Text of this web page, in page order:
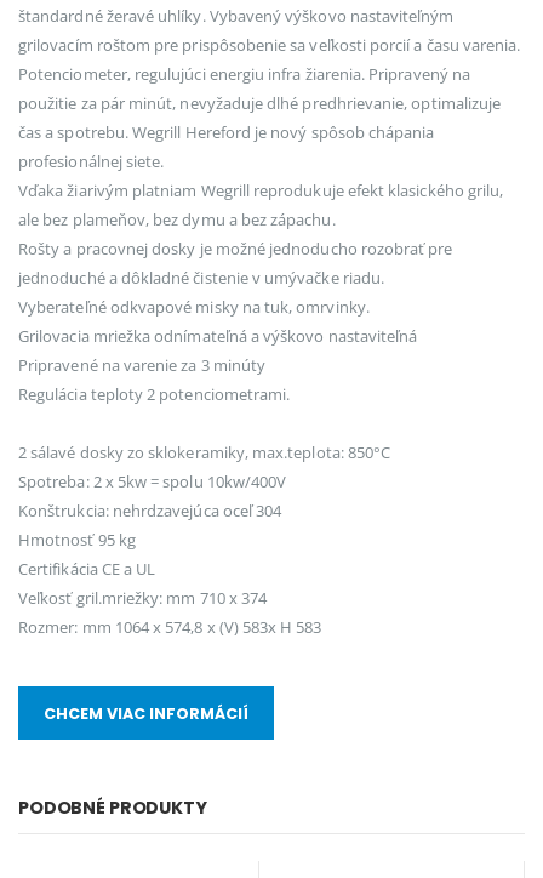
štandardné žeravé uhlíky. Vybavený výškovo nastaviteľným
grilovacím roštom pre prispôsobenie sa veľkosti porcií a času varenia.
Potenciometer, regulujúci energiu infra žiarenia. Pripravený na
použitie za pár minút, nevyžaduje dlhé predhrievanie, optimalizuje
čas a spotrebu. Wegrill Hereford je nový spôsob chápania
profesionálnej siete.
Vďaka žiarivým platniam Wegrill reprodukuje efekt klasického grilu,
ale bez plameňov, bez dymu a bez zápachu.
Rošty a pracovnej dosky je možné jednoducho rozobrať pre
jednoduché a dôkladné čistenie v umývačke riadu.
Vyberateľné odkvapové misky na tuk, omrvinky.
Grilovacia mriežka odnímateľná a výškovo nastaviteľná
Pripravené na varenie za 3 minúty
Regulácia teploty 2 potenciometrami.
2 sálavé dosky zo sklokeramiky, max.teplota: 850°C
Spotreba: 2 x 5kw = spolu 10kw/400V
Konštrukcia: nehrdzavejúca oceľ 304
Hmotnosť 95 kg
Certifikácia CE a UL
Veľkosť gril.mriežky: mm 710 x 374
Rozmer: mm 1064 x 574,8 x (V) 583x H 583
CHCEM VIAC INFORMÁCIÍ
PODOBNÉ PRODUKTY